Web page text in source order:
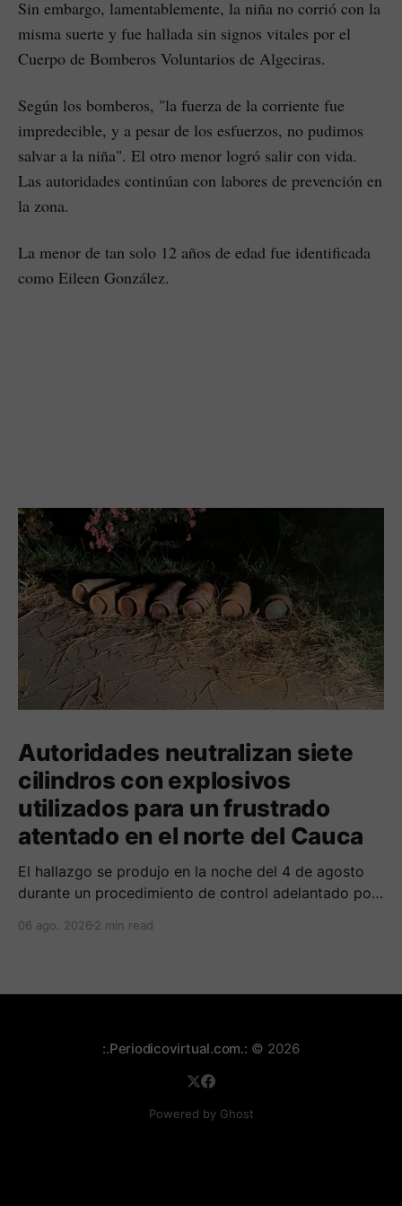
Sin embargo, lamentablemente, la niña no corrió con la
misma suerte y fue hallada sin signos vitales por el
Cuerpo de Bomberos Voluntarios de Algeciras.
Según los bomberos, "la fuerza de la corriente fue
impredecible, y a pesar de los esfuerzos, no pudimos
salvar a la niña". El otro menor logró salir con vida.
Las autoridades continúan con labores de prevención en
la zona.
La menor de tan solo 12 años de edad fue identificada
como Eileen González.
Autoridades neutralizan siete
cilindros con explosivos
utilizados para un frustrado
atentado en el norte del Cauca
El hallazgo se produjo en la noche del 4 de agosto
durante un procedimiento de control adelantado por
06 ago. 2026 2 min read
:.Periodicovirtual.com.: © 2026
Powered by Ghost